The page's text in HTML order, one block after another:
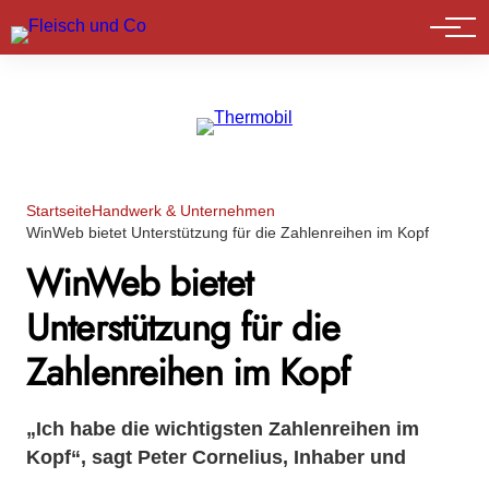
Marktführer
StartseiteHandwerk & Unternehmen
WinWeb bietet Unterstützung für die Zahlenreihen im Kopf
WinWeb bietet
Unterstützung für die
Zahlenreihen im Kopf
„Ich habe die wichtigsten Zahlenreihen im
Kopf“, sagt Peter Cornelius, Inhaber und